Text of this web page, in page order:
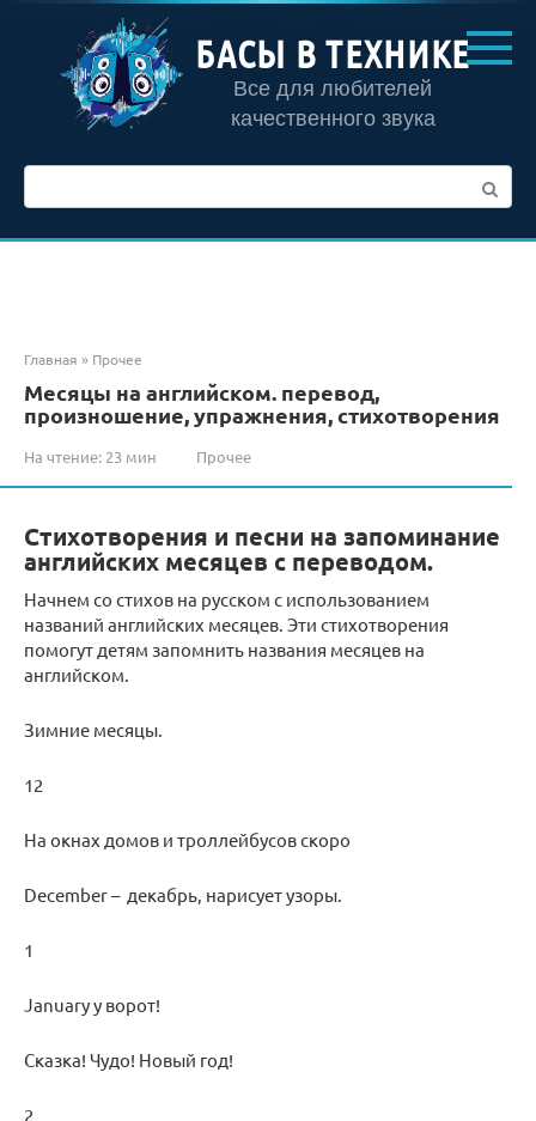
контенту
БАСЫ В ТЕХНИКЕ
Все для любителей
качественного звука
Главная » Прочее
Месяцы на английском. перевод,
произношение, упражнения, стихотворения
На чтение: 23 мин Прочее
Стихотворения и песни на запоминание
английских месяцев с переводом.
Начнем со стихов на русском с использованием
названий английских месяцев. Эти стихотворения
помогут детям запомнить названия месяцев на
английском.
Зимние месяцы.
12
На окнах домов и троллейбусов скоро
December – декабрь, нарисует узоры.
1
January у ворот!
Сказка! Чудо! Новый год!
2